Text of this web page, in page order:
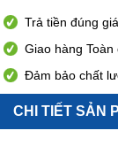
Trả tiền đúng
Giao hàng Toàn
Đảm bảo chất
CHI TIẾT SẢN